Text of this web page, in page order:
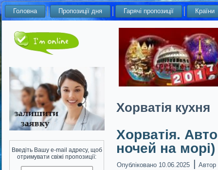
Головна Пропозиції дня Гарячі пропозиції Країни
Введіть Вашу e-mail адресу, щоб
отримувати свіжі пропозиції:
Хорватія кухня
Хорватія.
ночей на
Опубліковано 10.06.2025 | Автор